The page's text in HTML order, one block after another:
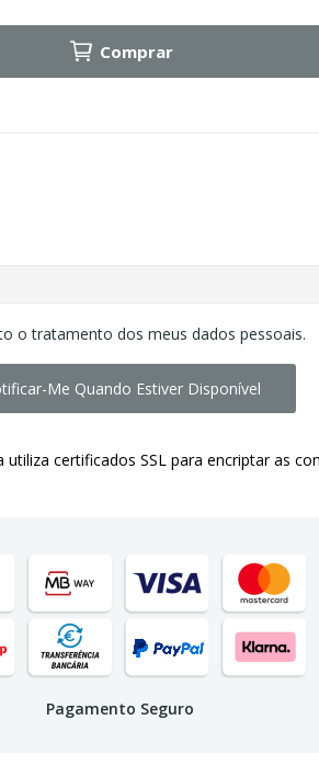
Comprar
o tratamento dos meus dados pessoais.
Me Quando Estiver Disponível
utiliza certificados SSL para encriptar as
Pagamento Seguro